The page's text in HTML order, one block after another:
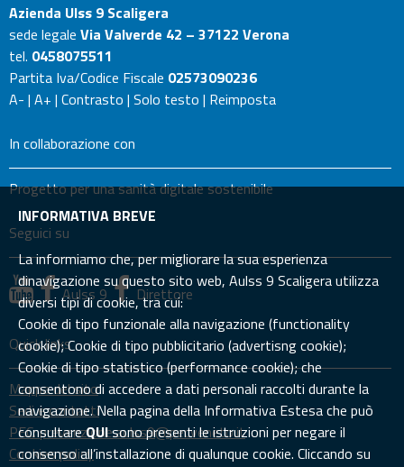
Azienda Ulss 9 Scaligera
sede legale Via Valverde 42 – 37122 Verona
tel. 0458075511
Partita Iva/Codice Fiscale 02573090236
A- | A+ | Contrasto | Solo testo | Reimposta
In collaborazione con
Progetto per una sanità digitale sostenibile
Seguici su
Aulss 9 Direttore
Quick links
Mappa del sito
Sedi e contatti
PEC: prevenzione.aulss9@pecveneto.it
Cookies policy
INFORMATIVA BREVE
La informiamo che, per migliorare la sua esperienza
dinavigazione su questo sito web, Aulss 9 Scaligera utilizza
diversi tipi di cookie, tra cui:
Cookie di tipo funzionale alla navigazione (functionality
cookie); Cookie di tipo pubblicitario (advertisng cookie);
Cookie di tipo statistico (performance cookie); che
consentono di accedere a dati personali raccolti durante la
navigazione. Nella pagina della Informativa Estesa che può
consultareQUIsono presenti le istruzioni per negare il
consenso all’installazione di qualunque cookie. Cliccando su